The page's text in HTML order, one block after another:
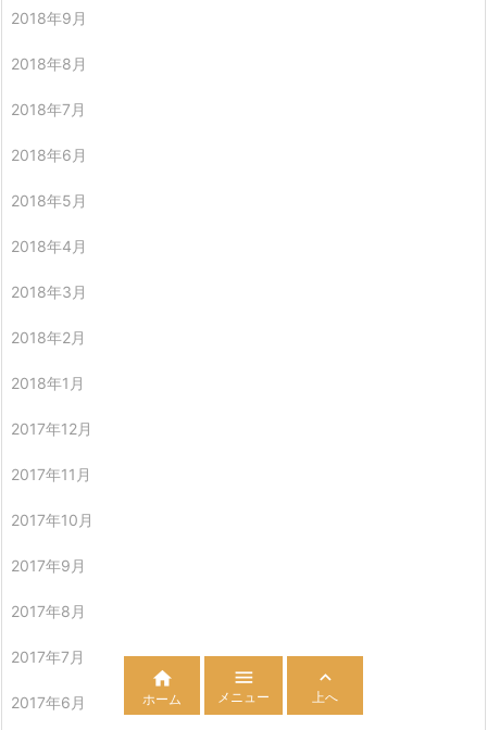
2018年9月
2018年8月
2018年7月
2018年6月
2018年5月
2018年4月
2018年3月
2018年2月
2018年1月
2017年12月
2017年11月
2017年10月
2017年9月
2017年8月
2017年7月
2017年6月

ホーム

メニュー

上へ